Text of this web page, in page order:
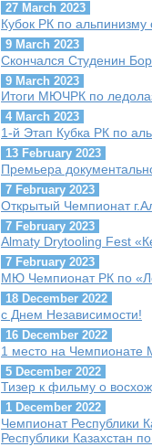
27 March 2023
Кубок РК по альпинизму
9 March 2023
Скончался Студенин
9 March 2023
Итоги МЮЧРК по
4 March 2023
1-й Этап Кубка РК по
13 February 2023
Премьера
7 February 2023
Открытый Чемпионат
7 February 2023
Almaty Drytooling Fest
7 February 2023
МЮ Чемпионат РК по
18 December 2022
с Днем Независимости!
16 December 2022
1 место на
5 December 2022
Тизер к фильму о
1 December 2022
Чемпионат Республики
Республики Казахстан